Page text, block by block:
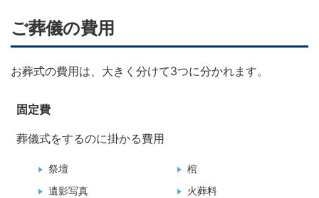
ご葬儀の費用
お葬式の費用は、大きく分けて3つに分かれます。
固定費
葬儀式をするのに掛かる費用
祭壇
棺
遺影写真
火葬料